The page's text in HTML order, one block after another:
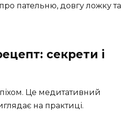
пательню, довгу ложку та
секрети і
Це медитативний
на практиці.